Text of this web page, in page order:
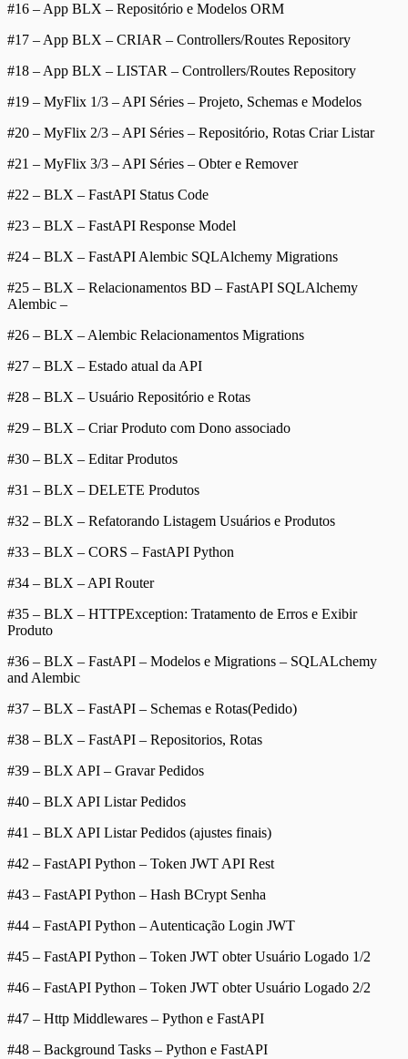
#16 – App BLX – Repositório e Modelos ORM
#17 – App BLX – CRIAR – Controllers/Routes Repository
#18 – App BLX – LISTAR – Controllers/Routes Repository
#19 – MyFlix 1/3 – API Séries – Projeto, Schemas e Modelos
#20 – MyFlix 2/3 – API Séries – Repositório, Rotas Criar Listar
#21 – MyFlix 3/3 – API Séries – Obter e Remover
#22 – BLX – FastAPI Status Code
#23 – BLX – FastAPI Response Model
#24 – BLX – FastAPI Alembic SQLAlchemy Migrations
#25 – BLX – Relacionamentos BD – FastAPI SQLAlchemy
Alembic –
#26 – BLX – Alembic Relacionamentos Migrations
#27 – BLX – Estado atual da API
#28 – BLX – Usuário Repositório e Rotas
#29 – BLX – Criar Produto com Dono associado
#30 – BLX – Editar Produtos
#31 – BLX – DELETE Produtos
#32 – BLX – Refatorando Listagem Usuários e Produtos
#33 – BLX – CORS – FastAPI Python
#34 – BLX – API Router
#35 – BLX – HTTPException: Tratamento de Erros e Exibir
Produto
#36 – BLX – FastAPI – Modelos e Migrations – SQLALchemy
and Alembic
#37 – BLX – FastAPI – Schemas e Rotas(Pedido)
#38 – BLX – FastAPI – Repositorios, Rotas
#39 – BLX API – Gravar Pedidos
#40 – BLX API Listar Pedidos
#41 – BLX API Listar Pedidos (ajustes finais)
#42 – FastAPI Python – Token JWT API Rest
#43 – FastAPI Python – Hash BCrypt Senha
#44 – FastAPI Python – Autenticação Login JWT
#45 – FastAPI Python – Token JWT obter Usuário Logado 1/2
#46 – FastAPI Python – Token JWT obter Usuário Logado 2/2
#47 – Http Middlewares – Python e FastAPI
#48 – Background Tasks – Python e FastAPI